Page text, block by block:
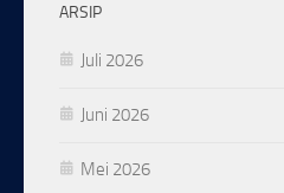
ARSIP
Juli 2026
Juni 2026
Mei 2026